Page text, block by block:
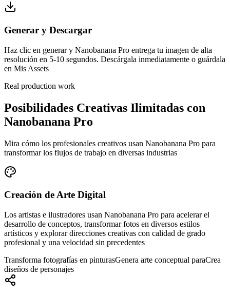
Generar y Descargar
Haz clic en generar y Nanobanana Pro entrega tu imagen de alta
resolución en 5-10 segundos. Descárgala inmediatamente o guárdala
en Mis Assets
Real production work
Posibilidades Creativas Ilimitadas con
Nanobanana Pro
Mira cómo los profesionales creativos usan Nanobanana Pro para
transformar los flujos de trabajo en diversas industrias
Creación de Arte Digital
Los artistas e ilustradores usan Nanobanana Pro para acelerar el
desarrollo de conceptos, transformar fotos en diversos estilos
artísticos y explorar direcciones creativas con calidad de grado
profesional y una velocidad sin precedentes
Transforma fotografías en pinturasGenera arte conceptual paraCrea
diseños de personajes